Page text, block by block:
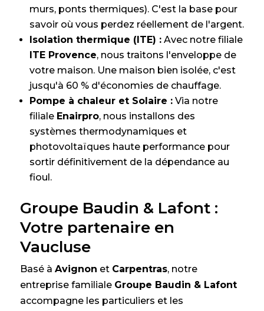
murs, ponts thermiques). C'est la base pour
savoir où vous perdez réellement de l'argent.
Isolation thermique (ITE) :Avec notre filiale
ITE Provence, nous traitons l'enveloppe de
votre maison. Une maison bien isolée, c'est
jusqu'à 60 % d'économies de chauffage.
Pompe à chaleur et Solaire :Via notre
filiale Enairpro, nous installons des
systèmes thermodynamiques et
photovoltaïques haute performance pour
sortir définitivement de la dépendance au
fioul.
Groupe Baudin & Lafont :
Votre partenaire en
Vaucluse
Basé à Avignon et Carpentras, notre
entreprise familiale Groupe Baudin & Lafont
accompagne les particuliers et les